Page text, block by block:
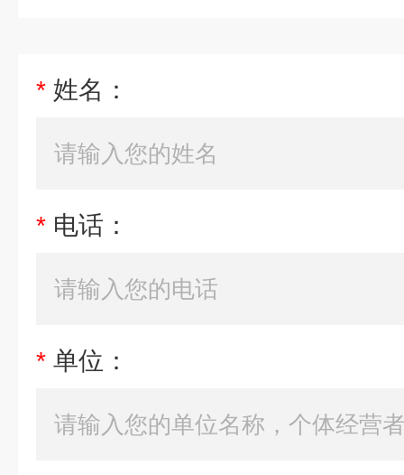
* 姓名：
* 电话：
* 单位：